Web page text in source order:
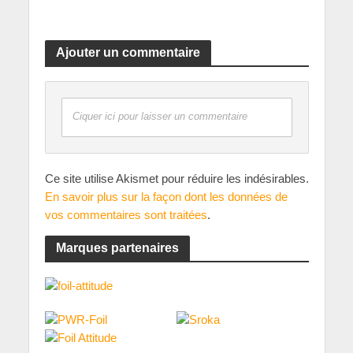
Ajouter un commentaire
Ciquer ici pour laisser un commentaire
Ce site utilise Akismet pour réduire les indésirables.
En savoir plus sur la façon dont les données de
vos commentaires sont traitées.
Marques partenaires